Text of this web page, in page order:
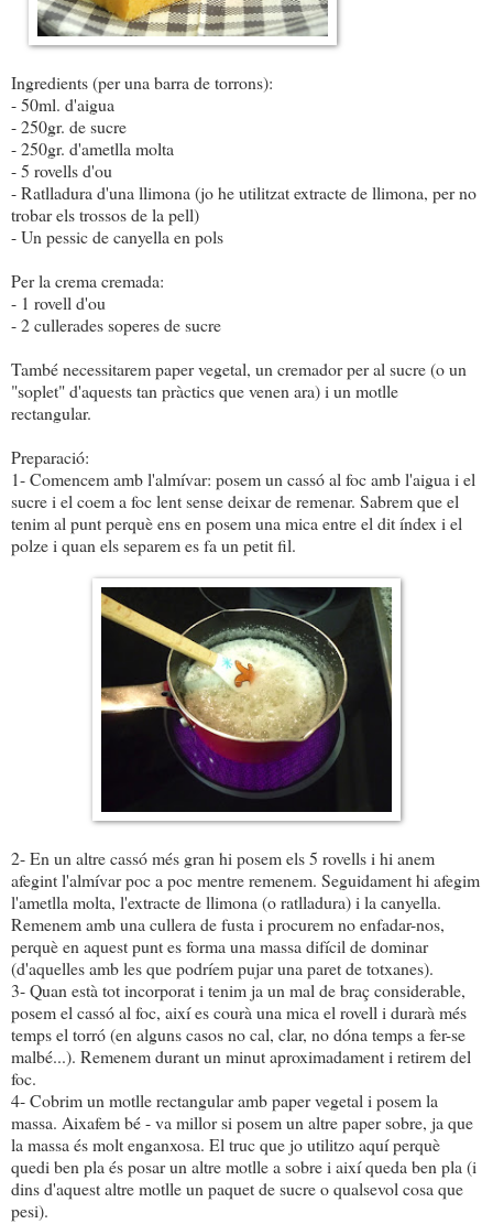
Ingredients (per una barra de torrons):
- 50ml. d'aigua
- 250gr. de sucre
- 250gr. d'ametlla molta
- 5 rovells d'ou
- Ratlladura d'una llimona (jo he utilitzat extracte de llimona, per no
trobar els trossos de la pell)
- Un pessic de canyella en pols
Per la crema cremada:
- 1 rovell d'ou
- 2 cullerades soperes de sucre
També necessitarem paper vegetal, un cremador per al sucre (o un
"soplet" d'aquests tan pràctics que venen ara) i un motlle
rectangular.
Preparació:
1- Comencem amb l'almívar: posem un cassó al foc amb l'aigua i el
sucre i el coem a foc lent sense deixar de remenar. Sabrem que el
tenim al punt perquè ens en posem una mica entre el dit índex i el
polze i quan els separem es fa un petit fil.
2- En un altre cassó més gran hi posem els 5 rovells i hi anem
afegint l'almívar poc a poc mentre remenem. Seguidament hi afegim
l'ametlla molta, l'extracte de llimona (o ratlladura) i la canyella.
Remenem amb una cullera de fusta i procurem no enfadar-nos,
perquè en aquest punt es forma una massa difícil de dominar
(d'aquelles amb les que podríem pujar una paret de totxanes).
3- Quan està tot incorporat i tenim ja un mal de braç considerable,
posem el cassó al foc, així es courà una mica el rovell i durarà més
temps el torró (en alguns casos no cal, clar, no dóna temps a fer-se
malbé...). Remenem durant un minut aproximadament i retirem del
foc.
4- Cobrim un motlle rectangular amb paper vegetal i posem la
massa. Aixafem bé - va millor si posem un altre paper sobre, ja que
la massa és molt enganxosa. El truc que jo utilitzo aquí perquè
quedi ben pla és posar un altre motlle a sobre i així queda ben pla (i
dins d'aquest altre motlle un paquet de sucre o qualsevol cosa que
pesi).